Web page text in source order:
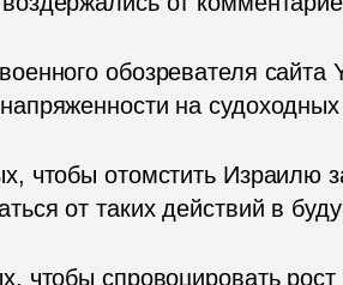
обозревателя сайта
на
чтобы отомстить Израилю
от таких действий в
чтобы спровоцировать